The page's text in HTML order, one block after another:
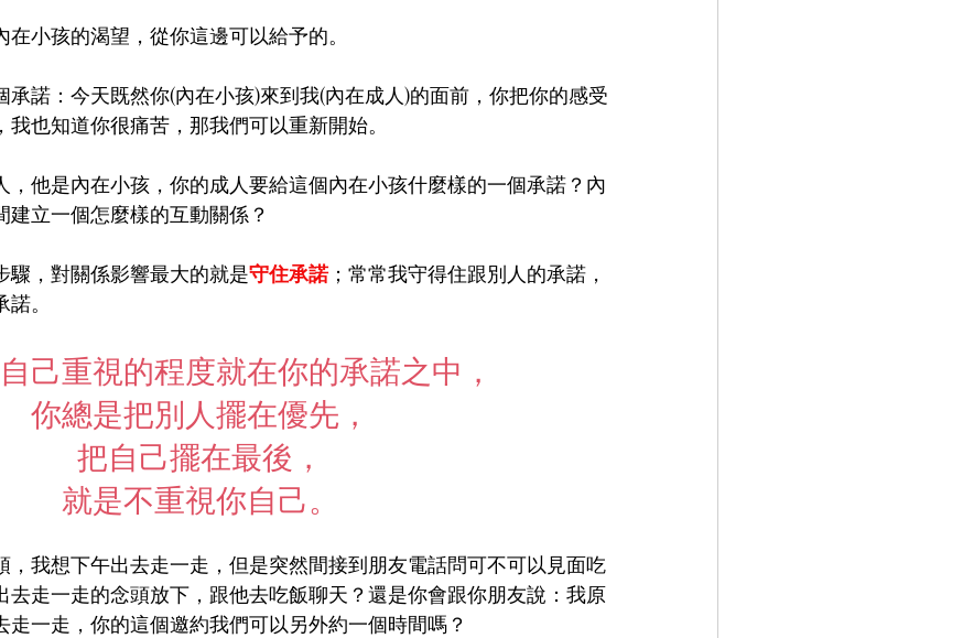
小孩的渴望，從你這邊可以給予的。
諾：今天既然你(內在小孩)來到我(內在成人)的面前，你把你的感受
也知道你很痛苦，那我們可以重新開始。
，他是內在小孩，你的成人要給這個內在小孩什麼樣的一個承諾？內
立一個怎麼樣的互動關係？
驟，對關係影響最大的就是守住承諾；常常我守得住跟別人的承諾，
。
己重視的程度就在你的承諾之中，
你總是把別人擺在優先，
把自己擺在最後，
就是不重視你自己。
，我想下午出去走一走，但是突然間接到朋友電話問可不可以見面吃
去走一走的念頭放下，跟他去吃飯聊天？還是你會跟你朋友說：我原
走一走，你的這個邀約我們可以另外約一個時間嗎？